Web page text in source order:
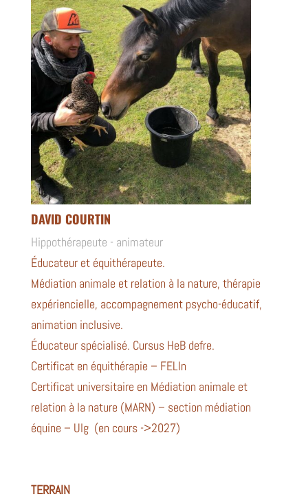
DAVID COURTIN
Hippothérapeute - animateur
Éducateur et équithérapeute.
Médiation animale et relation à la nature, thérapie
expériencielle, accompagnement psycho-éducatif,
animation inclusive.
Éducateur spécialisé. Cursus HeB defre.
Certificat en équithérapie – FELln
Certificat universitaire en Médiation animale et
relation à la nature (MARN) – section médiation
équine – Ulg (en cours ->2027)
TERRAIN